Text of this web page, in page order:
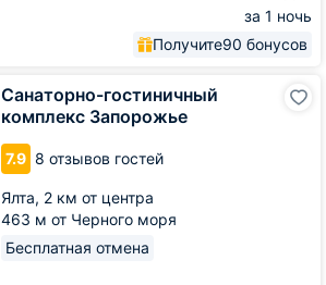
за 1 ночь
Получите90 бонусов
Санаторно-гостиничный
комплекс Запорожье
7.9 8 отзывов гостей
Ялта, 2 км от центра
463 м от Черного моря
Бесплатная отмена